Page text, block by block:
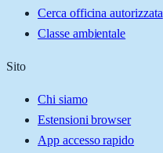
Cerca officina autorizzata
Classe ambientale
Sito
Chi siamo
Estensioni browser
App accesso rapido